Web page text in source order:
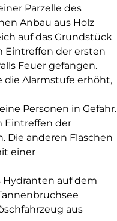
Parzelle des
Anbau aus Holz
auf das Grundstück
Eintreffen der ersten
Feuer gefangen.
Alarmstufe erhöht,
Personen in Gefahr.
Eintreffen der
Die anderen Flaschen
einer
Hydranten auf dem
aus